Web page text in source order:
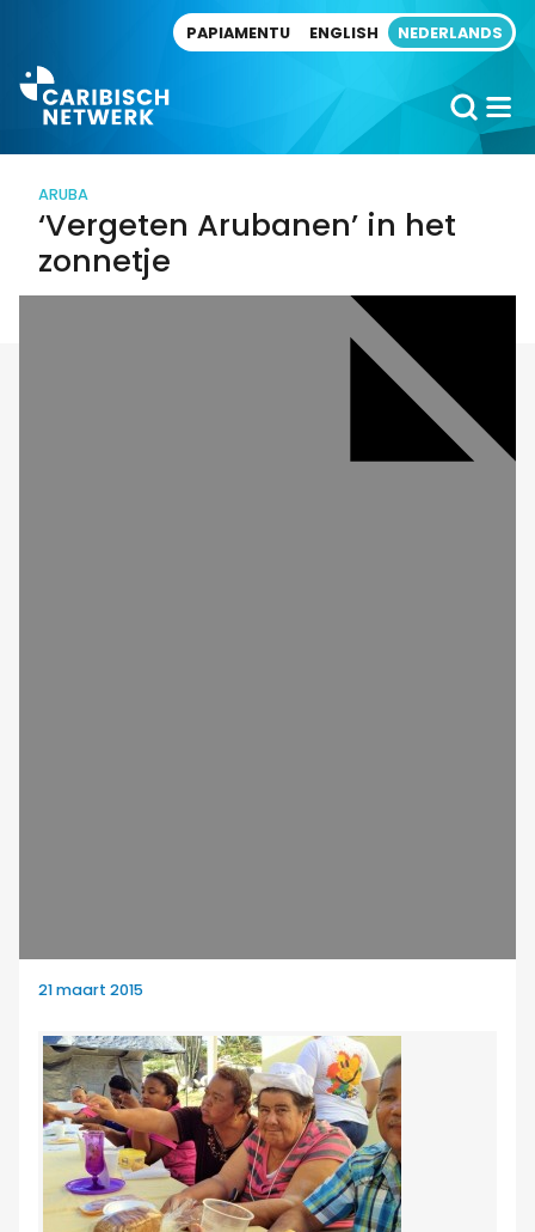
PAPIAMENTU ENGLISH NEDERLANDS
ARUBA
‘Vergeten Arubanen’ in het
zonnetje
21 maart 2015